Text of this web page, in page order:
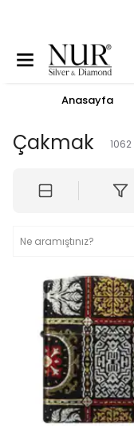
Anasayfa
Çakmak 1062